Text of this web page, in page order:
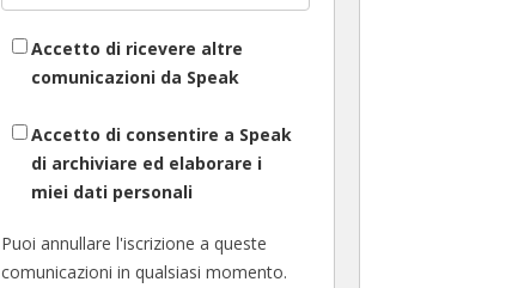
Accetto di ricevere altre
comunicazioni da Speak
Accetto di consentire a Speak
di archiviare ed elaborare i
miei dati personali
Puoi annullare l'iscrizione a queste
comunicazioni in qualsiasi momento.